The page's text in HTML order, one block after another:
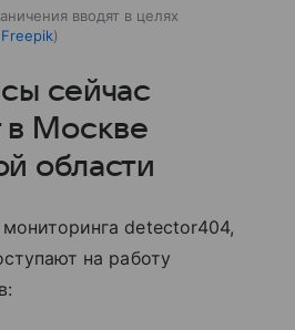
вводят в целях
Freepik
сейчас
в Москве
области
detector404,
на работу